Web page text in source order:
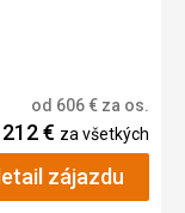
od 606€ za os.
€ za všetkých
zájazdu